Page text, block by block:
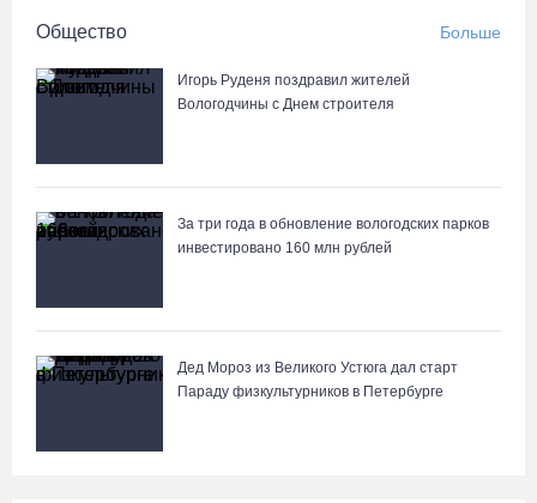
Общество Больше
Игорь Руденя поздравил жителей
Вологодчины с Днем строителя
За три года в обновление вологодских парков
инвестировано 160 млн рублей
Дед Мороз из Великого Устюга дал старт
Параду физкультурников в Петербурге